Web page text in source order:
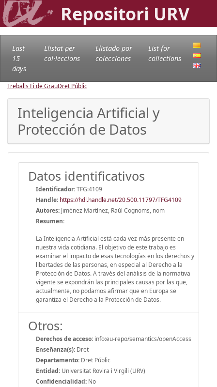
Repositori URV
Last
15
days
Llistat per
col·leccions
Llistado por
colecciones
List for
collections
Treballs Fi de GrauDret Públic
Inteligencia Artificial y
Protección de Datos
Datos identificativos
Identificador:TFG:4109
Handle: https://hdl.handle.net/20.500.11797/TFG4109
Autores: Jiménez Martínez, Raúl Cognoms, nom
Resumen:
La Inteligencia Artificial está cada vez más presente en
nuestra vida cotidiana. El objetivo de este trabajo es
examinar el impacto de esas tecnologías en los derechos y
libertades de las personas, en especial al Derecho a la
Protección de Datos. A través del análisis de la normativa
vigente se expondrán las principales causas por las que,
actualmente, no podamos afirmar que en Europa se
garantiza el Derecho a la Protección de Datos.
Otros:
Derechos de acceso: info:eu-repo/semantics/openAccess
Enseñanza(s): Dret
Departamento: Dret Públic
Entidad: Universitat Rovira i Virgili (URV)
Confidencialidad: No